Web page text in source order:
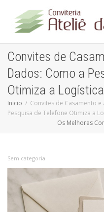
Convites de
Dados: Como a
Otimiza a
Inicio
Convites de Casamento
Pesquisa de Telefone Otimiza a
Os Melhores
Sem categoria